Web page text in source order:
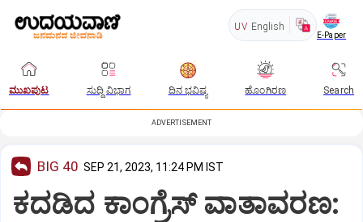
UV English
E-Paper
ಮುಖಪುಟ ಸುದ್ದಿ ವಿಭಾಗ ದಿನ ಭವಿಷ್ಯ ಹೊಂಗಿರಣ Search
ADVERTISEMENT
BIG 40 SEP 21, 2023, 11:24 PM IST
ಕದಡಿದ ಕಾಂಗ್ರೆಸ್‌ ವಾತಾವರಣ: